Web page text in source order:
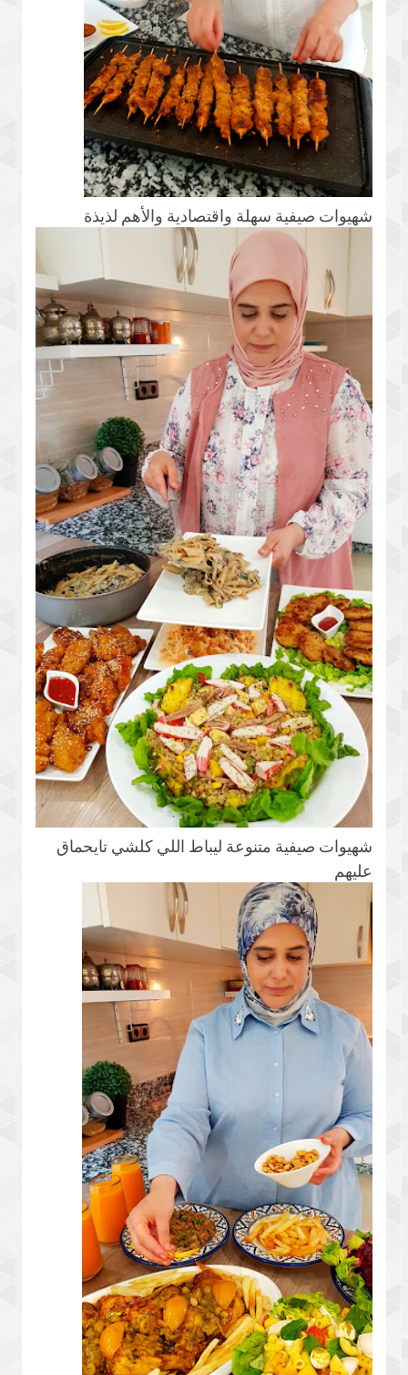
شهيوات صيفية سهلة واقتصادية والأهم لذيذة
شهيوات صيفية متنوعة ليباط اللي كلشي تايحماق
عليهم